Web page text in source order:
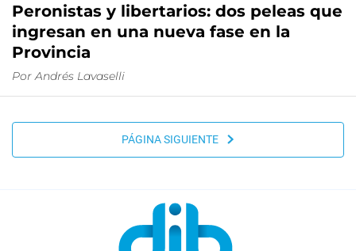
Peronistas y libertarios: dos peleas que
ingresan en una nueva fase en la
Provincia
Por Andrés Lavaselli
PÁGINA SIGUIENTE